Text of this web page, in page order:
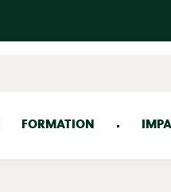
FORMATION